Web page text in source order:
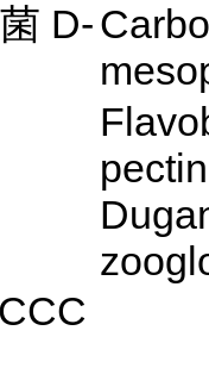
D-